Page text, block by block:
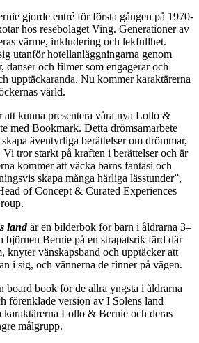
gjorde entré för första gången på 1970-
hos resebolaget Ving. Generationer av
värme, inkludering och lekfullhet.
utanför hotellanläggningarna genom
danser och filmer som engagerar och
upptäckaranda. Nu kommer karaktärerna
värld.
att kunna presentera våra nya Lollo &
med Bookmark. Detta drömsamarbete
äventyrliga berättelser om drömmar,
tror starkt på kraften i berättelser och är
kommer att väcka barns fantasi och
skapa många härliga lässtunder”,
of Concept & Curated Experiences
landär en bilderbok för barn i åldrarna 3–
Bernie på en strapatsrik färd där
knyter vänskapsband och upptäcker att
i sig, och vännerna de finner på vägen.
board book för de allra yngsta i åldrarna
förenklade version av I Solens land
karaktärerna Lollo & Bernie och deras
målgrupp.